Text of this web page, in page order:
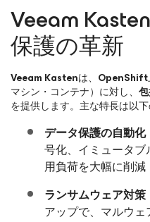
Veeam
保護の革新
Veeam Kastenは、 OpenShift
マシン・コンテナ）に対し、
を提供します。主な特長は以下
データ保護の自動化
号化、イミュータ
用負荷を大幅に削減
ランサムウェア対策
アップで、マルウ